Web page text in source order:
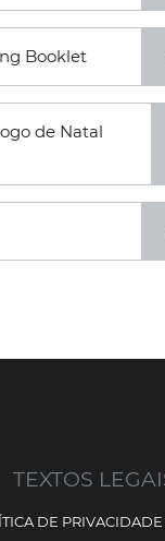
Booklet
de Natal
TEXTOS
DE PRIVACIDADE